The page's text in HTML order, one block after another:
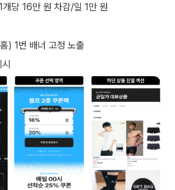
개당 16만 원 차감/일 1만 원
) 1번 배너 고정 노출